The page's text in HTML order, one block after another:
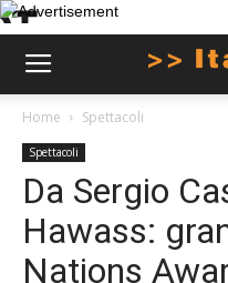
Home Spettacoli
Spettacoli
Da Sergio
Hawass:
Nations